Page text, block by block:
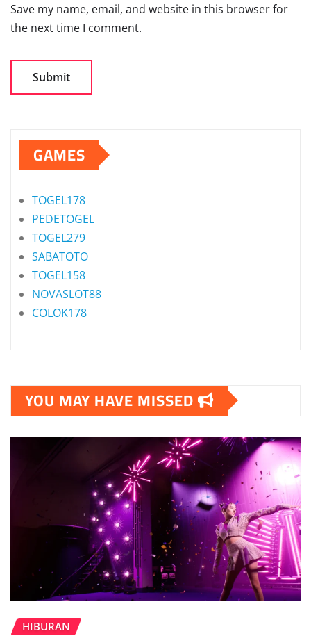
Save my name, email, and website in this browser for
the next time I comment.
GAMES
TOGEL178
PEDETOGEL
TOGEL279
SABATOTO
TOGEL158
NOVASLOT88
COLOK178
YOU MAY HAVE MISSED
HIBURAN